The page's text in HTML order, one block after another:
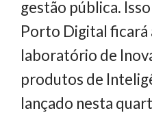
gestão pública.
Porto Digital ficará
laboratório de
produtos de
lançado nesta